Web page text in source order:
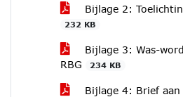
Bijlage 2:
232 KB
Bijlage 3: Was-
RBG
234 KB
Bijlage 4: Brief aan